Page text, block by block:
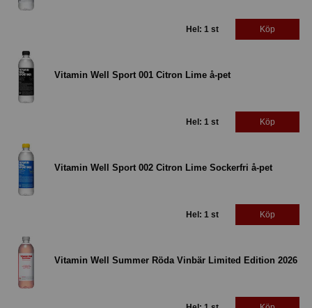
Hel: 1 st Köp
Vitamin Well Sport 001 Citron Lime å-pet
Hel: 1 st Köp
Vitamin Well Sport 002 Citron Lime Sockerfri å-pet
Hel: 1 st Köp
Vitamin Well Summer Röda Vinbär Limited Edition 2026